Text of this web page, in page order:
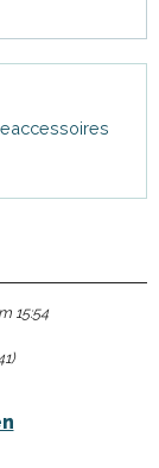
15:54
)